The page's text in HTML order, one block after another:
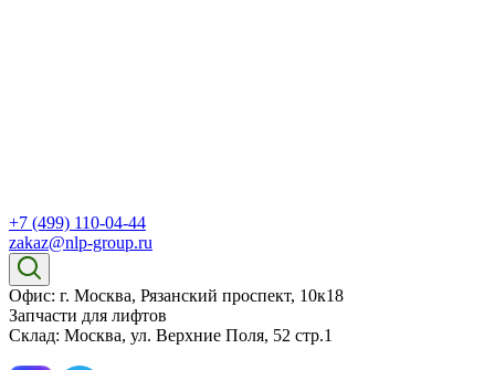
+7 (499) 110-04-44
zakaz@nlp-group.ru
Офис: г. Москва, Рязанский проспект, 10к18
Запчасти для лифтов
Склад: Москва, ул. Верхние Поля, 52 стр.1